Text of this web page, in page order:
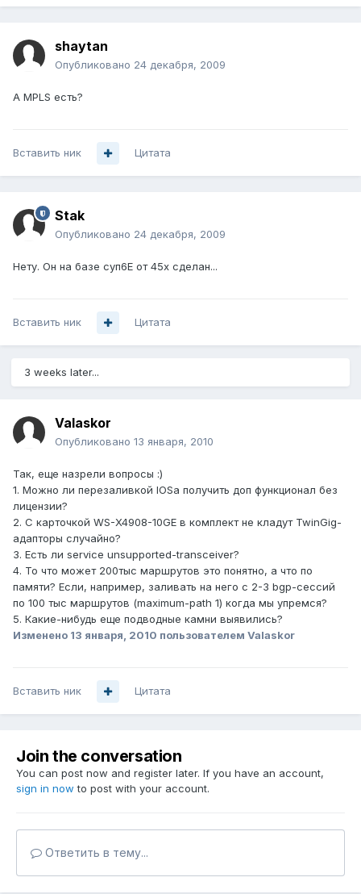
shaytan
Опубликовано 24 декабря, 2009
А MPLS есть?
Вставить ник Цитата
Stak
Опубликовано 24 декабря, 2009
Нету. Он на базе суп6Е от 45х сделан...
Вставить ник Цитата
3 weeks later...
Valaskor
Опубликовано 13 января, 2010
Так, еще назрели вопросы :)
1. Можно ли перезаливкой IOSа получить доп функционал без
лицензии?
2. С карточкой WS-X4908-10GE в комплект не кладут TwinGig-
адапторы случайно?
3. Есть ли service unsupported-transceiver?
4. То что может 200тыс маршрутов это понятно, а что по
памяти? Если, например, заливать на него с 2-3 bgp-сессий
по 100 тыс маршрутов (maximum-path 1) когда мы упремся?
5. Какие-нибудь еще подводные камни выявились?
Изменено 13 января, 2010 пользователем Valaskor
Вставить ник Цитата
Join the conversation
You can post now and register later. If you have an account,
sign in now to post with your account.
Ответить в тему...